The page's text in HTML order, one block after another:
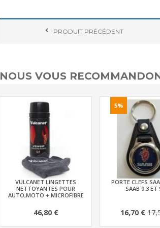
PRODUIT PRÉCÉDENT
NOUS VOUS
VULCANET LINGETTES
NETTOYANTES POUR
AUTO,MOTO + MICROFIBRE
46,80 €
5%
PORTE CLEFS
SAAB 9.3 ET
16,70 €